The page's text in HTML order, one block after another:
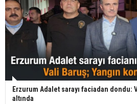
Erzurum Adalet sarayı faciadan dondu:
altında